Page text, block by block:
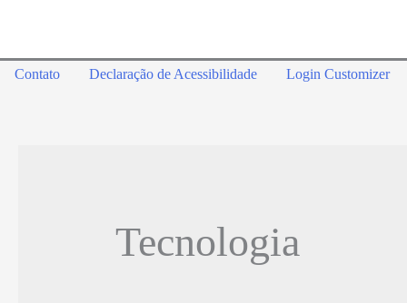
Contato Declaração de Acessibilidade Login Customizer
Tecnologia